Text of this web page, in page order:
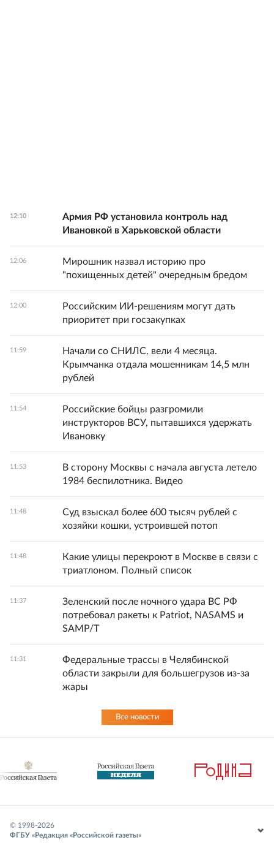
12:10
Армия РФ установила контроль над
Ивановкой в Харьковской области
12:06
Мирошник назвал историю про
"похищенных детей" очередным бредом
12:00
Российским ИИ-решениям могут дать
приоритет при госзакупках
11:59
Начали со СНИЛС, вели 4 месяца.
Крымчанка отдала мошенникам 14,5 млн
рублей
11:54
Российские бойцы разгромили
инструкторов ВСУ, пытавшихся удержать
Ивановку
11:53
В сторону Москвы с начала августа летело
1984 беспилотника. Видео
11:48
Суд взыскал более 600 тысяч рублей с
хозяйки кошки, устроившей потоп
11:48
Какие улицы перекроют в Москве в связи с
триатлоном. Полный список
11:37
Зеленский после ночного удара ВС РФ
потребовал ракеты к Patriot, NASAMS и
SAMP/T
11:31
Федеральные трассы в Челябинской
области закрыли для большегрузов из-за
жары
Все новости
© 1998-2026
ФГБУ «Редакция «Российской газеты»